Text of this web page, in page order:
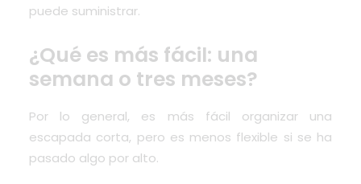
puede suministrar.
¿Qué es más fácil: una
semana o tres meses?
Por lo general, es más fácil organizar una
escapada corta, pero es menos flexible si se ha
pasado algo por alto.